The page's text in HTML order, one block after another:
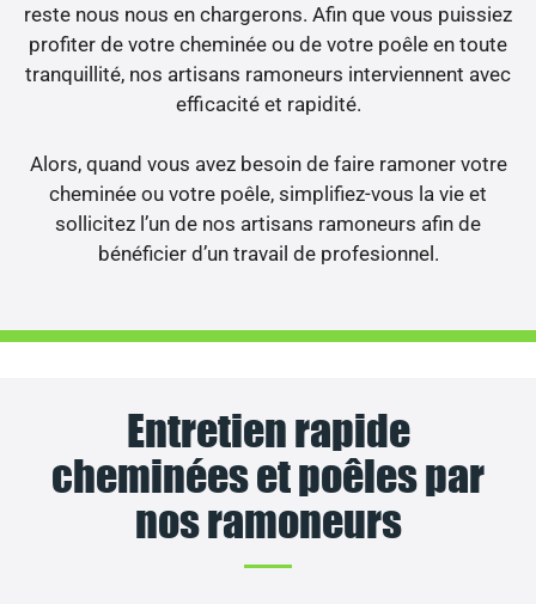
reste nous nous en chargerons. Afin que vous puissiez
profiter de votre cheminée ou de votre poêle en toute
tranquillité, nos artisans ramoneurs interviennent avec
efficacité et rapidité.
Alors, quand vous avez besoin de faire ramoner votre
cheminée ou votre poêle, simplifiez-vous la vie et
sollicitez l’un de nos artisans ramoneurs afin de
bénéficier d’un travail de profesionnel.
Entretien rapide
cheminées et poêles par
nos ramoneurs